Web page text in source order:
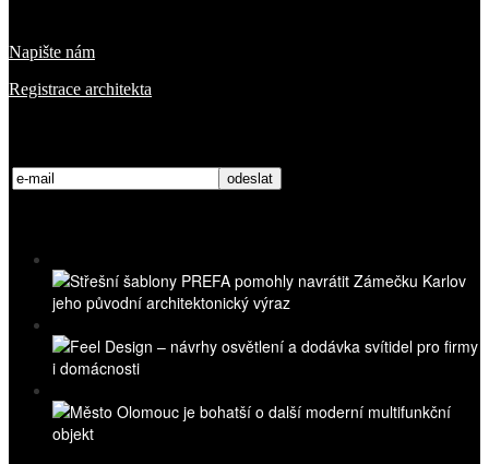
Napište nám
Registrace architekta